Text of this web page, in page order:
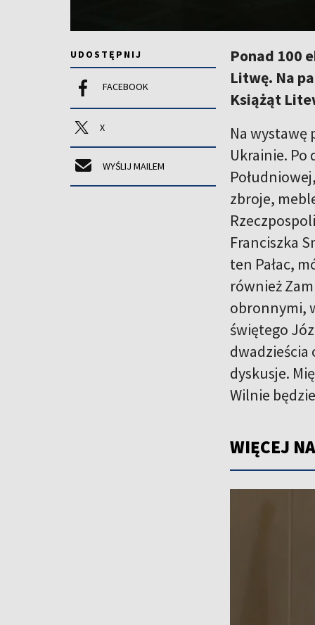
UDOSTĘPNIJ
FACEBOOK
X
WYŚLIJ MAILEM
Ponad 100
Litwę. Na
Książąt
Na wystawę
Ukrainie. Po
zbroje,
Franciszka
ten Pałac,
również
obronnymi,
świętego
dwadzieścia
dyskusje.
Wilnie
WIĘCEJ